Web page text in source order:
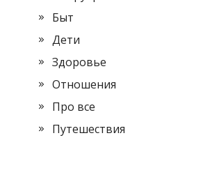
Быт
Дети
Здоровье
Отношения
Про все
Путешествия